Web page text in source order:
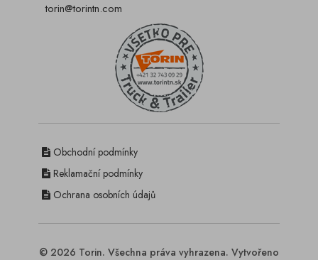
torin@torintn.com
Obchodní podmínky
Reklamační podmínky
Ochrana osobních údajů
© 2026 Torin. Všechna práva vyhrazena. Vytvořeno